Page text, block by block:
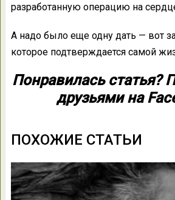
разработанную операцию на
А надо было еще одну дать — вот
которое подтверждается самой
Понравилась статья?
друзьями на
ПОХОЖИЕ СТАТЬИ